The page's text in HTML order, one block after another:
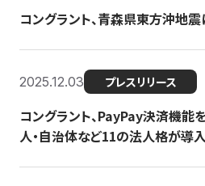
コングラント、青森県東方沖地
2025.12.03 プレスリリース
コングラント、PayPay決済機能
人・自治体など11の法人格が導